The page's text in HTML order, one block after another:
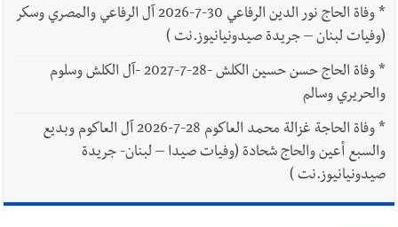
*
وفاة الحاج نور الدين الرفاعي 30-7-2026 آل الرفاعي والمصري وسكر
(وفيات لبنان – جريدة صيدونيانيوز.نت )
*
وفاة الحاج حسن حسين الكلش -28-7-2027 -آل الكلش وسلوم
والحريري وسالم
*
وفاة الحاجة غزالة محمد العاكوم 28-7-2026 آل العاكوم وبديع
والسبع أعين والحاج شحادة (وفيات صيدا – لبنان- جريدة
صيدونيانيوز.نت )